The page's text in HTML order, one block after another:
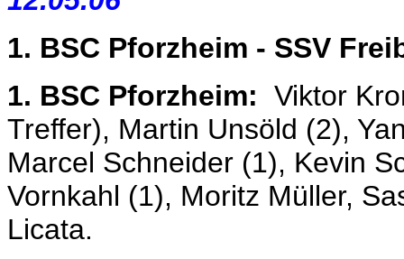
1. BSC Pforzheim - SSV
1. BSC Pforzheim: Viktor
Treffer), Martin Unsöld (2),
Marcel Schneider (1), Kevin
Vornkahl (1), Moritz Müller,
Licata.